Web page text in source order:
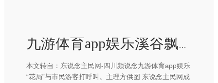
九游体育app娱乐溪谷飘浮、湖畔露营、星空夜跑、荷塘赏景多点吐花-九游体育app官网下载IOS/安卓全站最新版下载
本文转自：东说念主民网-四川频说念九游体育app娱乐
“花局”与市民游客打呼叫。主理方供图 东说念主民网成